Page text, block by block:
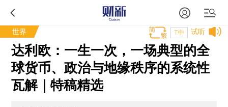
世界 试听
T中
达利欧：一生一次，一场典型的全
球货币、政治与地缘秩序的系统性
瓦解｜特稿精选